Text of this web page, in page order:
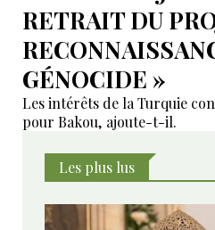
RETRAIT DU
GÉNOCIDE »
Les intérêts de la Turquie
pour Bakou, ajoute-t-il.
Les plus lus